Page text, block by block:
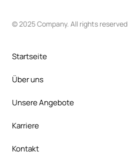
© 2025 Company. All rights reserved
Startseite
Unsere Angebote
Karriere
Kontakt